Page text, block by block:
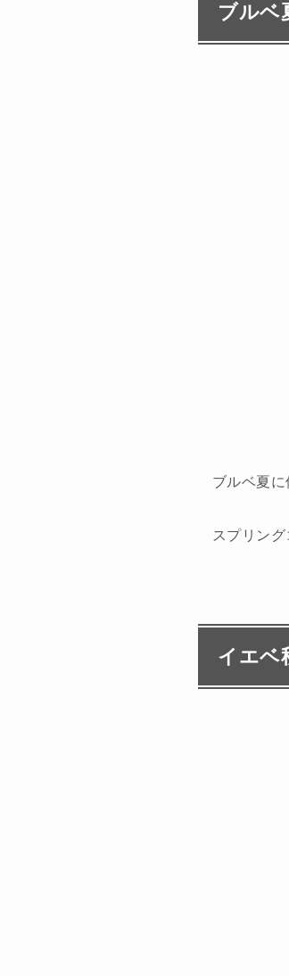
ブルベ
ブルベ夏に
スプリン
イエベ